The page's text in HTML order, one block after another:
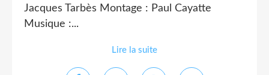
Jacques Tarbès Montage : Paul Cayatte
Musique :...
Lire la suite